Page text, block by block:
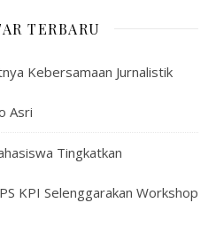
TERBARU
Kebersamaan Jurnalistik
Asri
Tingkatkan
KPI Selenggarakan Workshop